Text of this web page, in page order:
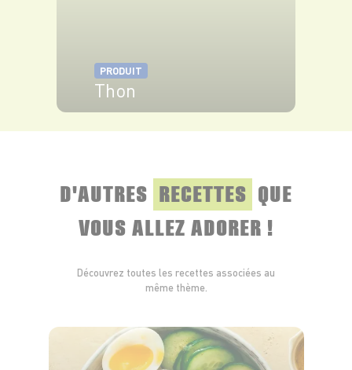
PRODUIT
Thon
D'AUTRES RECETTES QUE
VOUS ALLEZ ADORER !
Découvrez toutes les recettes associées au
même thème.